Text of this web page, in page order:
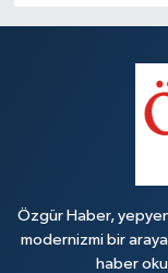
Özgür Haber,
modernizmi bir
haber